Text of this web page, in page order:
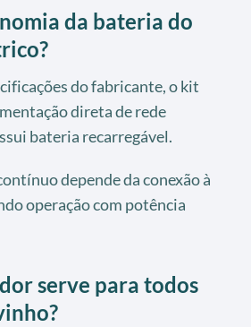
da bateria do
do fabricante, o kit
direta de rede
bateria recarregável.
depende da conexão à
operação com potência
serve para todos